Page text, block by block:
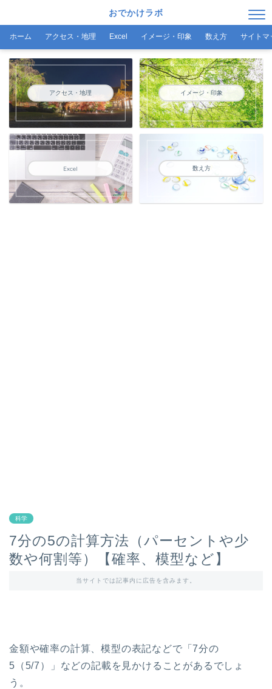
おでかけラボ
ホーム アクセス・地理 Excel イメージ・印象 数え方 サイトマ
アクセス・地理 イメージ・印象
Excel 数え方
科学
7分の5の計算方法（パーセントや少
数や何割等）【確率、模型など】
当サイトでは記事内に広告を含みます。
金額や確率の計算、模型の表記などで「7分の
5（5/7）」などの記載を見かけることがあるでしょ
う。